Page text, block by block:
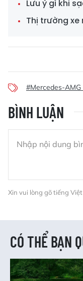
Lưu ý gì khi
Thị trường
#Mercedes-AMG
BÌNH LUẬN
Xin vui lòng gõ tiếng
CÓ THỂ BẠN